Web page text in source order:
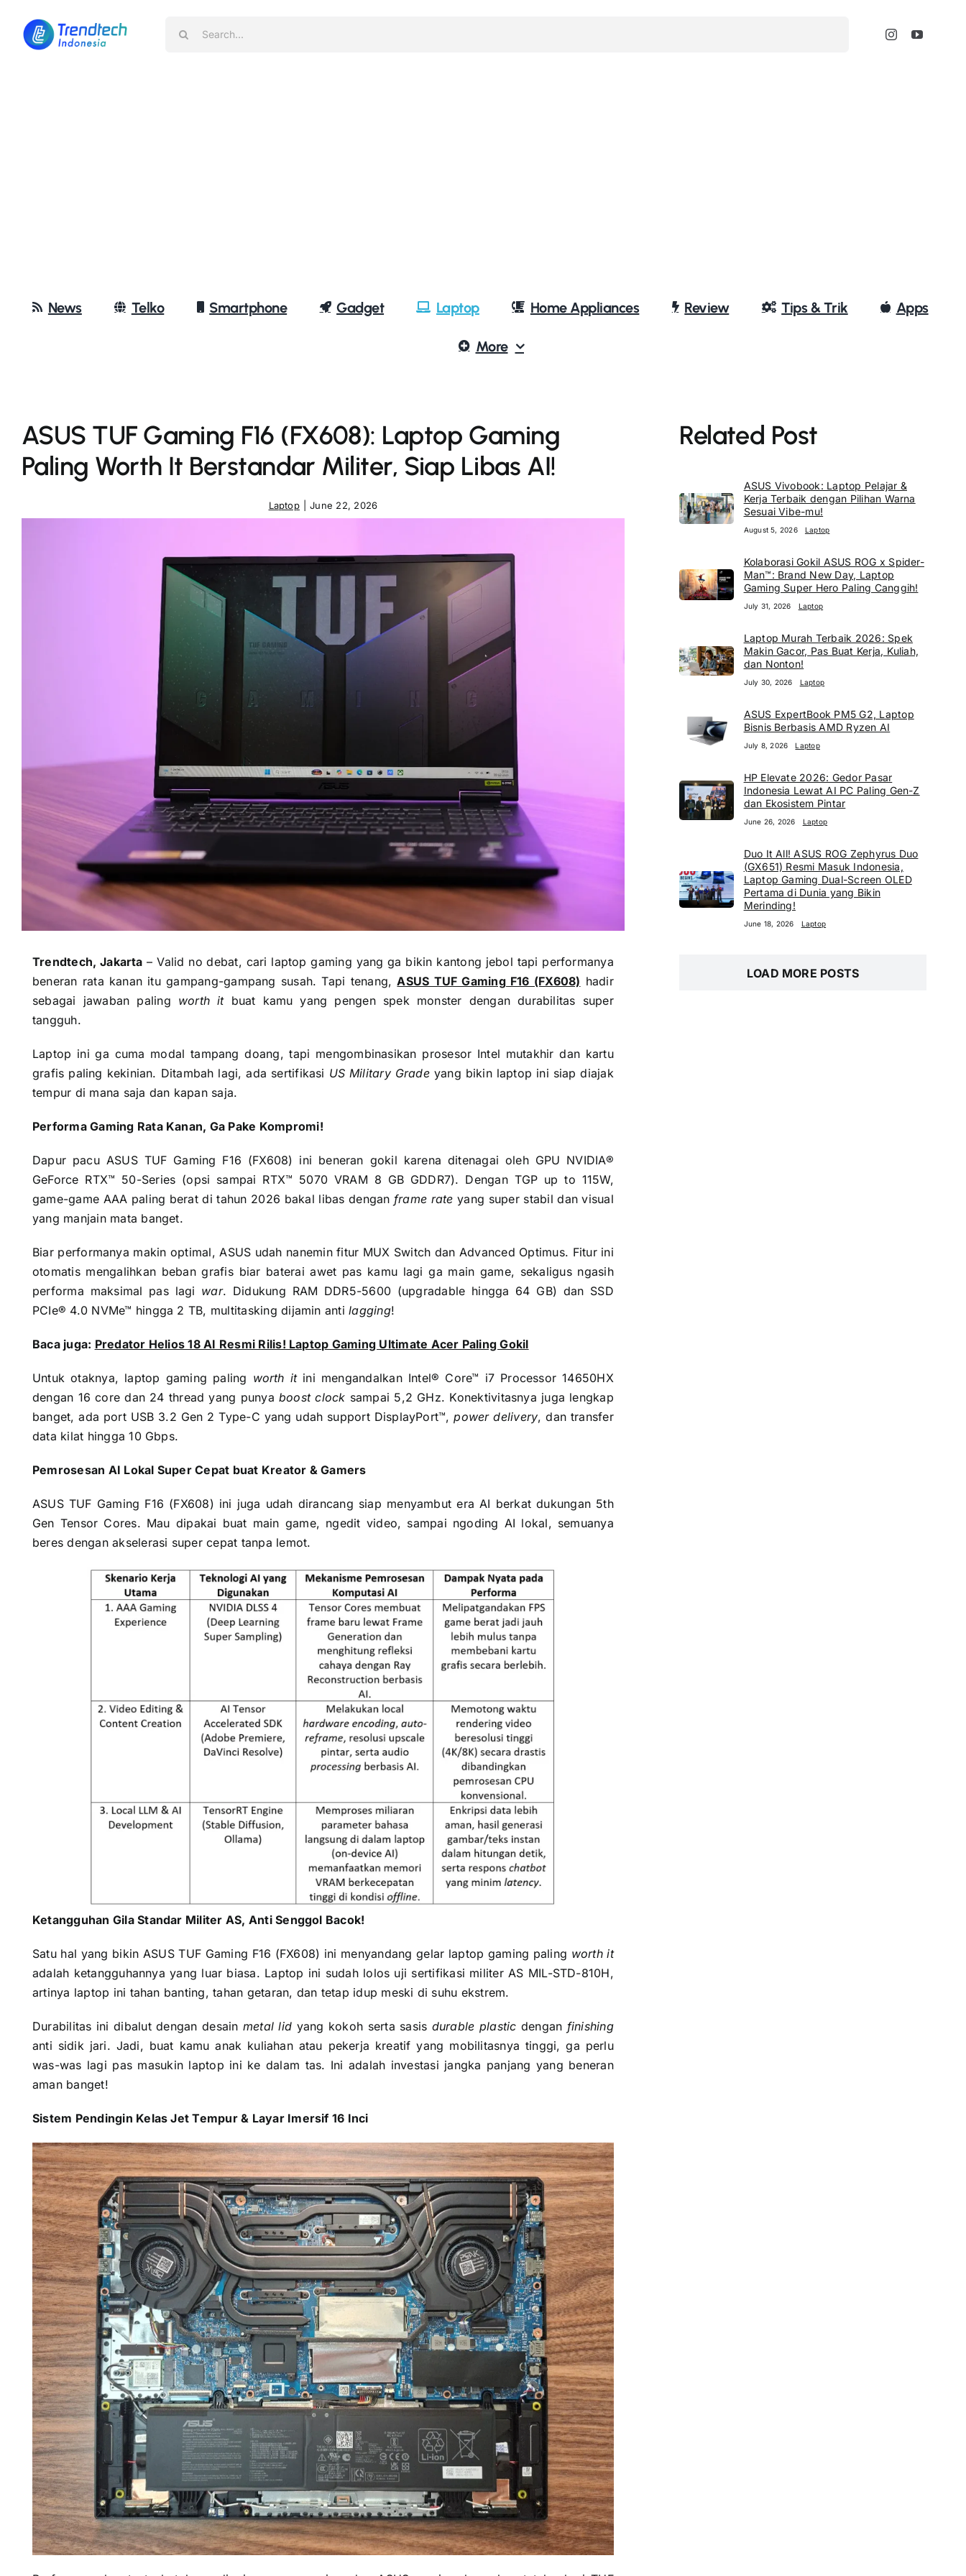
content
News Telko Smartphone Gadget Laptop Home Appliances Review Tips & Trik Apps
More
ASUS TUF Gaming F16 (FX608): Laptop Gaming
Paling Worth It Berstandar Militer, Siap Libas AI!
Laptop June 22, 2026
Trendtech, Jakarta – Valid no debat, cari laptop gaming yang ga bikin kantong jebol tapi performanya
beneran rata kanan itu gampang-gampang susah. Tapi tenang,ASUS TUF Gaming F16 (FX608) hadir
sebagai jawaban paling worth itbuat kamu yang pengen spek monster dengan durabilitas super
tangguh.
Laptop ini ga cuma modal tampang doang, tapi mengombinasikan prosesor Intel mutakhir dan kartu
grafis paling kekinian. Ditambah lagi, ada sertifikasi US Military Gradeyang bikin laptop ini siap diajak
tempur di mana saja dan kapan saja.
Performa Gaming Rata Kanan, Ga Pake Kompromi!
Dapur pacu ASUS TUF Gaming F16 (FX608) ini beneran gokil karena ditenagai oleh GPU NVIDIA®
GeForce RTX™ 50-Series (opsi sampai RTX™ 5070 VRAM 8 GB GDDR7). Dengan TGP up to 115W,
game-game AAA paling berat di tahun 2026 bakal libas dengan frame rate yang super stabil dan visual
yang manjain mata banget.
Biar performanya makin optimal, ASUS udah nanemin fitur MUX Switch dan Advanced Optimus. Fitur ini
otomatis mengalihkan beban grafis biar baterai awet pas kamu lagi ga main game, sekaligus ngasih
performa maksimal pas lagi war. Didukung RAM DDR5-5600 (upgradable hingga 64 GB) dan SSD
PCIe® 4.0 NVMe™ hingga 2 TB, multitasking dijamin antilagging!
Baca juga: Predator Helios 18 AI Resmi Rilis! Laptop Gaming Ultimate Acer Paling Gokil
Untuk otaknya, laptop gaming paling worth itini mengandalkan Intel® Core™ i7 Processor 14650HX
dengan 16 core dan 24 thread yang punya boost clock sampai 5,2 GHz. Konektivitasnya juga lengkap
banget, ada port USB 3.2 Gen 2 Type-C yang udah support DisplayPort™,power delivery, dan transfer
data kilat hingga 10 Gbps.
Pemrosesan AI Lokal Super Cepat buat Kreator & Gamers
ASUS TUF Gaming F16 (FX608) ini juga udah dirancang siap menyambut era AI berkat dukungan 5th
Gen Tensor Cores. Mau dipakai buat main game, ngedit video, sampai ngoding AI lokal, semuanya
beres dengan akselerasi super cepat tanpa lemot.
Ketangguhan Gila Standar Militer AS, Anti Senggol Bacok!
Satu hal yang bikin ASUS TUF Gaming F16 (FX608) ini menyandang gelar laptop gaming paling worth it
adalah ketangguhannya yang luar biasa. Laptop ini sudah lolos uji sertifikasi militer AS MIL-STD-810H,
artinya laptop ini tahan banting, tahan getaran, dan tetap idup meski di suhu ekstrem.
Durabilitas ini dibalut dengan desain metal lid yang kokoh serta sasis durable plastic dengan finishing
anti sidik jari. Jadi, buat kamu anak kuliahan atau pekerja kreatif yang mobilitasnya tinggi, ga perlu
was-was lagi pas masukin laptop ini ke dalam tas. Ini adalah investasi jangka panjang yang beneran
aman banget!
Sistem Pendingin Kelas Jet Tempur & Layar Imersif 16 Inci
Related Post
ASUS Vivobook: Laptop Pelajar &
Kerja Terbaik dengan Pilihan Warna
Sesuai Vibe-mu!
August 5, 2026 Laptop
Kolaborasi Gokil ASUS ROG x Spider-
Man™: Brand New Day, Laptop
Gaming Super Hero Paling Canggih!
July 31, 2026 Laptop
Laptop Murah Terbaik 2026: Spek
Makin Gacor, Pas Buat Kerja, Kuliah,
dan Nonton!
July 30, 2026 Laptop
ASUS ExpertBook PM5 G2, Laptop
Bisnis Berbasis AMD Ryzen AI
July 8, 2026 Laptop
HP Elevate 2026: Gedor Pasar
Indonesia Lewat AI PC Paling Gen-Z
dan Ekosistem Pintar
June 26, 2026 Laptop
Duo It All! ASUS ROG Zephyrus Duo
(GX651) Resmi Masuk Indonesia,
Laptop Gaming Dual-Screen OLED
Pertama di Dunia yang Bikin
Merinding!
June 18, 2026 Laptop
LOAD MORE POSTS